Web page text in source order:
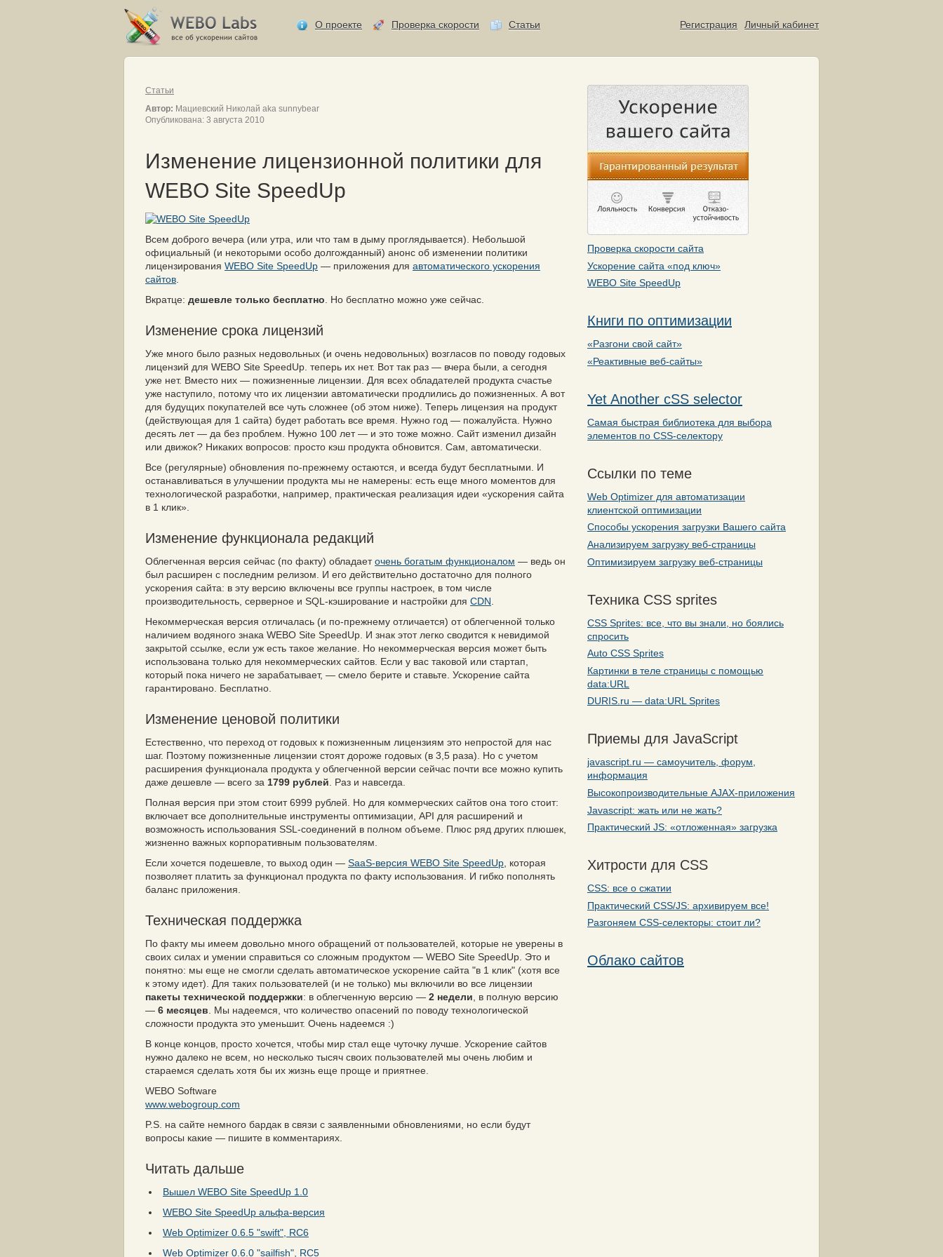
О проекте Проверка скорости Статьи Регистрация Личный кабинет
Проверка скорости сайта
Ускорение сайта «под ключ»
WEBO Site SpeedUp
Книги по оптимизации
«Разгони свой сайт»
«Реактивные веб-сайты»
Yet Another cSS selector
Самая быстрая библиотека для выбора
элементов по CSS-селектору
Ссылки по теме
Web Optimizer для автоматизации
клиентской оптимизации
Способы ускорения загрузки Вашего сайта
Анализируем загрузку веб-страницы
Оптимизируем загрузку веб-страницы
Техника CSS sprites
CSS Sprites: все, что вы знали, но боялись
спросить
Auto CSS Sprites
Картинки в теле страницы с помощью
data:URL
DURIS.ru — data:URL Sprites
Приемы для JavaScript
javascript.ru — самоучитель, форум,
информация
Высокопроизводительные AJAX-приложения
Javascript: жать или не жать?
Практический JS: «отложенная» загрузка
Хитрости для CSS
CSS: все о сжатии
Практический CSS/JS: архивируем все!
Разгоняем CSS-селекторы: стоит ли?
Облако сайтов
Статьи
Автор: Мациевский Николай aka sunnybear
Опубликована: 3 августа 2010
Изменение лицензионной политики для
WEBO Site SpeedUp
Всем доброго вечера (или утра, или что там в дыму проглядывается). Небольшой
официальный (и некоторыми особо долгожданный) анонс об изменении политики
лицензирования WEBO Site SpeedUp — приложения для автоматического ускорения
сайтов
Вкратце: дешевле только бесплатно . Но бесплатно можно уже сейчас.
Изменение срока лицензий
Уже много было разных недовольных (и очень недовольных) возгласов по поводу годовых
лицензий для WEBO Site SpeedUp. теперь их нет. Вот так раз — вчера были, а сегодня
уже нет. Вместо них — пожизненные лицензии. Для всех обладателей продукта счастье
уже наступило, потому что их лицензии автоматически продлились до пожизненных. А вот
для будущих покупателей все чуть сложнее (об этом ниже). Теперь лицензия на продукт
(действующая для 1 сайта) будет работать все время. Нужно год — пожалуйста. Нужно
десять лет — да без проблем. Нужно 100 лет — и это тоже можно. Сайт изменил дизайн
или движок? Никаких вопросов: просто кэш продукта обновится. Сам, автоматически.
Все (регулярные) обновления по-прежнему остаются, и всегда будут бесплатными. И
останавливаться в улучшении продукта мы не намерены: есть еще много моментов для
технологической разработки, например, практическая реализация идеи «ускорения сайта
в 1 клик».
Изменение функционала редакций
Облегченная версия сейчас (по факту) обладаеточень богатым функционалом — ведь он
был расширен с последним релизом. И его действительно достаточно для полного
ускорения сайта: в эту версию включены все группы настроек, в том числе
производительность, серверное и SQL-кэширование и настройки для CDN
Некоммерческая версия отличалась (и по-прежнему отличается) от облегченной только
наличием водяного знака WEBO Site SpeedUp. И знак этот легко сводится к невидимой
закрытой ссылке, если уж есть такое желание. Но некоммерческая версия может быть
использована только для некоммерческих сайтов. Если у вас таковой или стартап,
который пока ничего не зарабатывает, — смело берите и ставьте. Ускорение сайта
гарантировано. Бесплатно.
Изменение ценовой политики
Естественно, что переход от годовых к пожизненным лицензиям это непростой для нас
шаг. Поэтому пожизненные лицензии стоят дороже годовых (в 3,5 раза). Но с учетом
расширения функционала продукта у облегченной версии сейчас почти все можно купить
даже дешевле — всего за 1799 рублей . Раз и навсегда.
Полная версия при этом стоит 6999 рублей. Но для коммерческих сайтов она того стоит:
включает все дополнительные инструменты оптимизации, API для расширений и
возможность использования SSL-соединений в полном объеме. Плюс ряд других плюшек,
жизненно важных корпоративным пользователям.
Если хочется подешевле, то выход один — SaaS-версия WEBO Site SpeedUp , которая
позволяет платить за функционал продукта по факту использования. И гибко пополнять
баланс приложения.
Техническая поддержка
По факту мы имеем довольно много обращений от пользователей, которые не уверены в
своих силах и умении справиться со сложным продуктом — WEBO Site SpeedUp. Это и
понятно: мы еще не смогли сделать автоматическое ускорение сайта "в 1 клик" (хотя все
к этому идет). Для таких пользователей (и не только) мы включили во все лицензии
пакеты технической поддержки: в облегченную версию — 2 недели , в полную версию
— 6 месяцев . Мы надеемся, что количество опасений по поводу технологической
сложности продукта это уменьшит. Очень надеемся :)
В конце концов, просто хочется, чтобы мир стал еще чуточку лучше. Ускорение сайтов
нужно далеко не всем, но несколько тысяч своих пользователей мы очень любим и
стараемся сделать хотя бы их жизнь еще проще и приятнее.
WEBO Software
www.webogroup.com
P.S. на сайте немного бардак в связи с заявленными обновлениями, но если будут
вопросы какие — пишите в комментариях.
Читать дальше
Вышел WEBO Site SpeedUp 1.0
WEBO Site SpeedUp альфа-версия
Web Optimizer 0.6.5 "swift", RC6
Web Optimizer 0.6.0 "sailfish", RC5